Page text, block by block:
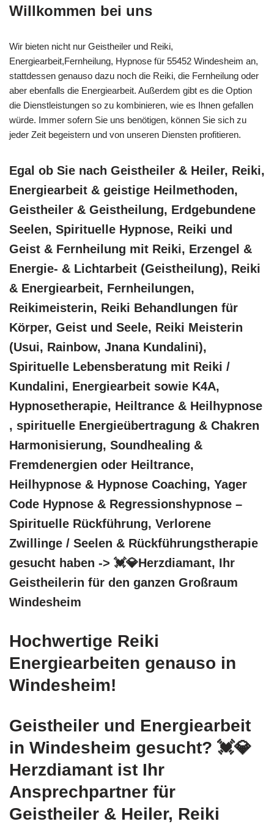
Willkommen bei uns
Wir bieten nicht nur Geistheiler und Reiki,
Energiearbeit,Fernheilung, Hypnose für 55452 Windesheim an,
stattdessen genauso dazu noch die Reiki, die Fernheilung oder
aber ebenfalls die Energiearbeit. Außerdem gibt es die Option
die Dienstleistungen so zu kombinieren, wie es Ihnen gefallen
würde. Immer sofern Sie uns benötigen, können Sie sich zu
jeder Zeit begeistern und von unseren Diensten profitieren.
Egal ob Sie nach Geistheiler & Heiler, Reiki,
Energiearbeit & geistige Heilmethoden,
Geistheiler & Geistheilung, Erdgebundene
Seelen, Spirituelle Hypnose, Reiki und
Geist & Fernheilung mit Reiki, Erzengel &
Energie- & Lichtarbeit (Geistheilung), Reiki
& Energiearbeit, Fernheilungen,
Reikimeisterin, Reiki Behandlungen für
Körper, Geist und Seele, Reiki Meisterin
(Usui, Rainbow, Jnana Kundalini),
Spirituelle Lebensberatung mit Reiki /
Kundalini, Energiearbeit sowie K4A,
Hypnosetherapie, Heiltrance & Heilhypnose
, spirituelle Energieübertragung & Chakren
Harmonisierung, Soundhealing &
Fremdenergien oder Heiltrance,
Heilhypnose & Hypnose Coaching, Yager
Code Hypnose & Regressionshypnose –
Spirituelle Rückführung, Verlorene
Zwillinge / Seelen & Rückführungstherapie
gesucht haben -> 💓️💎Herzdiamant, Ihr
Geistheilerin für den ganzen Großraum
Windesheim
Hochwertige Reiki
Energiearbeiten genauso in
Windesheim!
Geistheiler und Energiearbeit
in Windesheim gesucht? 💓️💎
Herzdiamant ist Ihr
Ansprechpartner für
Geistheiler & Heiler, Reiki